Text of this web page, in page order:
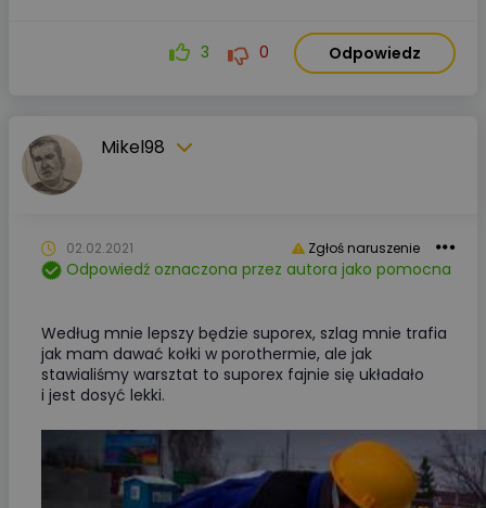
3 0 Odpowiedz
Mikel98
Zgłoś naruszenie
02.02.2021
Odpowiedź oznaczona przez autora jako pomocna
Według mnie lepszy będzie suporex, szlag mnie trafia
jak mam dawać kołki w porothermie, ale jak
stawialiśmy warsztat to suporex fajnie się układało
i jest dosyć lekki.